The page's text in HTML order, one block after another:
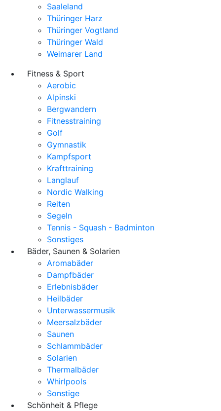
Saaleland
Thüringer Harz
Thüringer Vogtland
Thüringer Wald
Weimarer Land
Fitness & Sport
Aerobic
Alpinski
Bergwandern
Fitnesstraining
Golf
Gymnastik
Kampfsport
Krafttraining
Langlauf
Nordic Walking
Reiten
Segeln
Tennis - Squash - Badminton
Sonstiges
Bäder, Saunen & Solarien
Aromabäder
Dampfbäder
Erlebnisbäder
Heilbäder
Unterwassermusik
Meersalzbäder
Saunen
Schlammbäder
Solarien
Thermalbäder
Whirlpools
Sonstige
Schönheit & Pflege